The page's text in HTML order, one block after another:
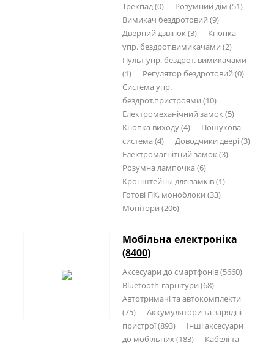
Трекпад (0)
Розумний дім (51)
Вимикач бездротовий (9)
Дверний дзвінок (3)
Кнопка
упр. бездрот.вимикачами (2)
Пульт упр. бездрот. вимикачами
(1)
Регулятор бездротовий (0)
Система упр.
бездрот.пристроями (10)
Електромеханічний замок (5)
Кнопка виходу (4)
Пошукова
система (4)
Доводчики двері (3)
Електромагнітний замок (3)
Розумна лампочка (6)
Кронштейны для замків (1)
Готові ПК, моноблоки (33)
Монітори (206)
Мобільна електроніка
(8400)
Аксесуари до смартфонів (5660)
Bluetooth-гарнітури (68)
Автотримачі та автокомплекти
(75)
Аккумулятори та зарядні
пристрої (893)
Інші аксесуари
до мобільних (183)
Кабелі та